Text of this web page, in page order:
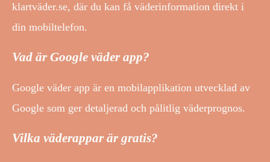
klartväder.se, där du kan få väderinformation direkt i
din mobiltelefon.
Vad är Google väder app?
Google väder app är en mobilapplikation utvecklad av
Google som ger detaljerad och pålitlig väderprognos.
Vilka väderappar är gratis?